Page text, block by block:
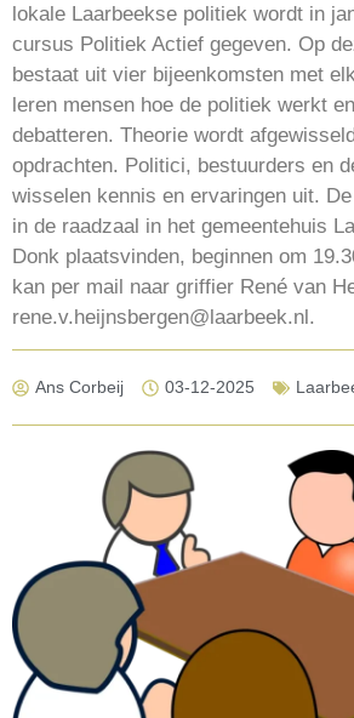
lokale Laarbeekse politiek wordt in
cursus Politiek Actief gegeven. Op
bestaat uit vier bijeenkomsten met
leren mensen hoe de politiek werkt
debatteren. Theorie wordt
opdrachten. Politici, bestuurders en
wisselen kennis en ervaringen uit.
in de raadzaal in het gemeentehuis
Donk plaatsvinden, beginnen om
kan per mail naar griffier René van
rene.v.heijnsbergen@laarbeek.nl.
Ans Corbeij 03-12-2025